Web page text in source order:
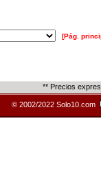
[Pág.
** Precios
© 2002/2022 Solo10.com